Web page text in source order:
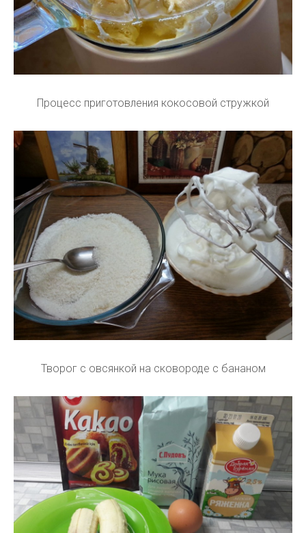
Процесс приготовления кокосовой стружкой
Творог с овсянкой на сковороде с бананом